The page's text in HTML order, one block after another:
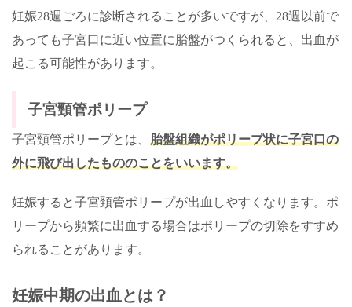
妊娠28週ごろに診断されることが多いですが、 28週以前で
あっても子宮口に近い位置に胎盤がつくられると、出血が
起こる可能性があります。
子宮頸管ポリープ
子宮頸管ポリープとは、 胎盤組織がポリープ状に子宮口の
外に飛び出したもののことをいいます。
妊娠すると子宮頚管ポリープが出血しやすくなります。ポ
リープから頻繁に出血する場合はポリープの切除をすすめ
られることがあります。
妊娠中期の出血とは？